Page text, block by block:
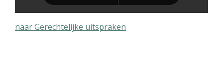
naar Gerechtelijke uitspraken